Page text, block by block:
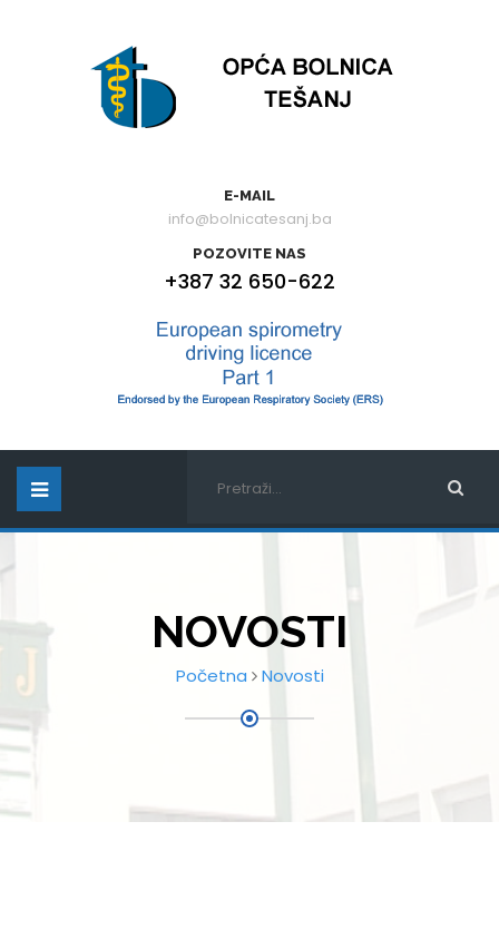
E-MAIL
info@bolnicatesanj.ba
POZOVITE NAS
+387 32 650-622
NOVOSTI
Početna Novosti